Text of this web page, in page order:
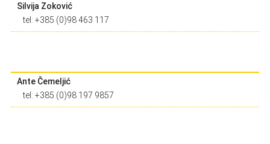
Silvija Zoković
tel: +385 (0)98 463 117
Ante Čemeljić
tel: +385 (0)98 197 9857